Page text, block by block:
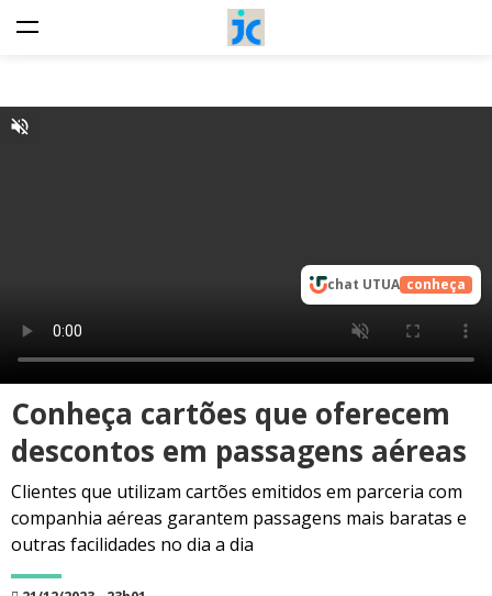
chat UTUA conheça
Conheça cartões que oferecem
descontos em passagens aéreas
Clientes que utilizam cartões emitidos em parceria com
companhia aéreas garantem passagens mais baratas e
outras facilidades no dia a dia